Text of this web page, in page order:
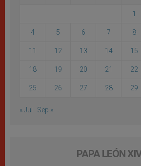
1
4 5 6 7 8
11 12 13 14 15
18 19 20 21 22
25 26 27 28 29
« Jul Sep »
PAPA LEÓN